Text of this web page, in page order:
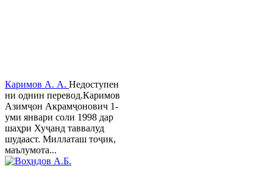
Каримов А. А. Недоступен
ни однин перевод.Каримов
Азимҷон Акрамҷонович 1-
уми январи соли 1998 дар
шаҳри Хуҷанд таввалуд
шудааст. Миллаташ тоҷик,
маълумота...